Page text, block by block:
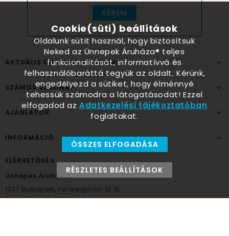
KÉREM
AKTUÁLIS ÜNNEPEK, ALKALMAK
SZÁMOS SZÜLINAP
AJÁNLATOK
INFORMÁCIÓ
ELÉRHETŐSÉG
Ünnepek Áruháza
1037 Budapest, Fehéregyházi út 15.
Személyes átvételi pont
Cookie(süti) beállítások
Oldalunk sütit használ, hogy biztosítsuk
Neked az Ünnepek Áruháza® teljes
funkcionalitását, informatívvá és
felhasználóbaráttá tegyük az oldalt. Kérünk,
engedélyezd a sütiket, hogy élménnyé
tehessük számodra a látogatásodat! Ezzel
elfogadod azAdatkezelési tájékoztatóban
foglaltakat.
ÖSSZES ELFOGADÁSA
RÉSZLETES BEÁLLÍTÁSOK